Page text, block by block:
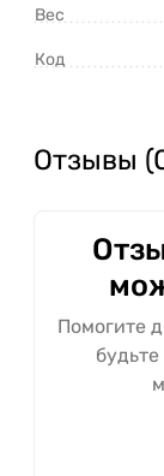
Вес
Код
Отзывы
Помогите